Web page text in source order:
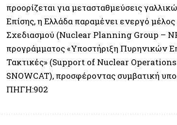
προορίζεται για μετασταθμεύσεις
Επίσης, η Ελλάδα παραμένει ενεργό
Σχεδιασμού (Nuclear Planning Group –
προγράμματος «Υποστήριξη Πυρηνικών
Τακτικές» (Support of Nuclear
SNOWCAT), προσφέροντας συμβατική
ΠΗΓΗ:902